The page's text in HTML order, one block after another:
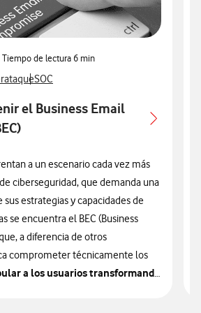
Tiempo de lectura 6 min
con
artículos con
Ver más artículos con
SOC
el Business Email
a un escenario cada vez más
ciberseguridad, que demanda una
estrategias y capacidades de
se encuentra el BEC (Business
a diferencia de otros
comprometer técnicamente los
a los usuarios transformando